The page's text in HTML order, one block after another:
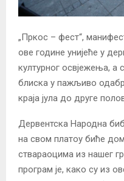
„Пркос – фест“,
ове године унијеће у
културног освјежења, а
блиска у пажљиво
краја јула до друге
Дервентска Народна
на свом платоу биће
ствараоцима из нашег
програм је, како су из